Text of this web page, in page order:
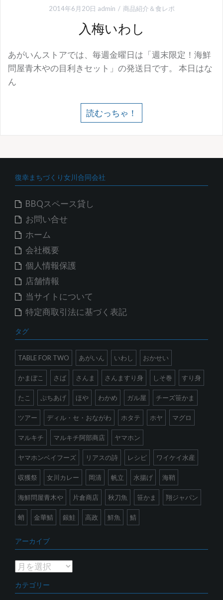
2014年6月20日 admin 商品紹介＆食レポ
入梅いわし
あがいんストアでは、毎週金曜日は「週末限定！海鮮
問屋青木やの目利きセット」の発送日です。 本日はな
ん
読むっちゃ！
復幸まちづくり女川合同会社
BBQスペース貸し
お問い合せ
ホーム
会社概要
個人情報保護
店舗情報
当サイトについて
特定商取引法に基づく表記
タグ
TABLE FOR TWO あがいん いわし おかせい
かまぼこ さば さんま さんますり身 しそ巻 すり身
たこ ぷちあげ ほや わかめ ガル屋 チーズ笹かま
ツアー ディル・セ・おながわ ホタテ ホヤ マグロ
マルキチ マルキチ阿部商店 ヤマホン
ヤマホンベイフーズ リアスの詩 レシピ ワイケイ水産
収獲祭 女川カレー 岡清 帆立 水揚げ 海鞘
海鮮問屋青木や 片倉商店 秋刀魚 笹かま 翔ジャパン
蛸 金華鯖 銀鮭 高政 鮮魚 鯖
アーカイブ
ア
カ
カテゴリー